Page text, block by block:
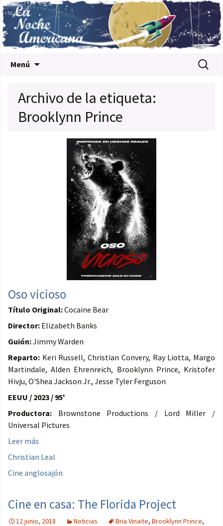
Menú Buscar:
Archivo de la etiqueta:
Brooklynn Prince
Oso vicioso
Título Original:Cocaine Bear
Director: Elizabeth Banks
Guión:Jimmy Warden
Reparto: Keri Russell, Christian Convery, Ray Liotta, Margo
Martindale, Alden Ehrenreich, Brooklynn Prince, Kristofer
Hivju, O'Shea Jackson Jr., Jesse Tyler Ferguson
EEUU / 2023 / 95'
Productora: Brownstone Productions / Lord Miller /
Universal Pictures
Leer más
Christian Leal
Cine anglosajón
Cine en casa: The Florida Project
12 junio, 2018 Noticias Bria Vinaite, Brooklynn Prince,